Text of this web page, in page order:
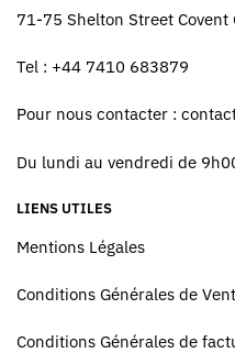
71-75 Shelton Street Covent
Tel : +44 7410 683879
Pour nous contacter :
Du lundi au vendredi de
LIENS UTILES
Mentions Légales
Conditions Générales de
Conditions Générales de